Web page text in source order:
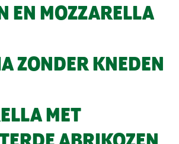
EN MOZZARELLA
ZONDER KNEDEN
MET